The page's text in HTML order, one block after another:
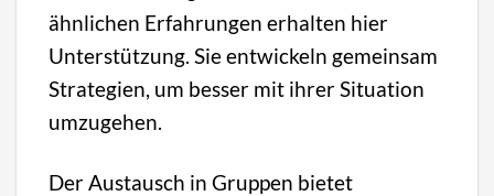
ähnlichen Erfahrungen erhalten hier
Unterstützung. Sie entwickeln gemeinsam
Strategien, um besser mit ihrer Situation
umzugehen.
Der Austausch in Gruppen bietet